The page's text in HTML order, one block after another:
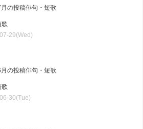
の投稿俳句・短歌
歌
29(Wed)
の投稿俳句・短歌
歌
30(Tue)